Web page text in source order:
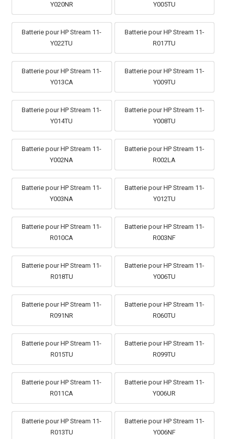
Y020NR
Y005TU
Batterie pour HP Stream 11-
Y022TU
Batterie pour HP Stream 11-
R017TU
Batterie pour HP Stream 11-
Y013CA
Batterie pour HP Stream 11-
Y009TU
Batterie pour HP Stream 11-
Y014TU
Batterie pour HP Stream 11-
Y008TU
Batterie pour HP Stream 11-
Y002NA
Batterie pour HP Stream 11-
R002LA
Batterie pour HP Stream 11-
Y003NA
Batterie pour HP Stream 11-
Y012TU
Batterie pour HP Stream 11-
R010CA
Batterie pour HP Stream 11-
R003NF
Batterie pour HP Stream 11-
R018TU
Batterie pour HP Stream 11-
Y006TU
Batterie pour HP Stream 11-
R091NR
Batterie pour HP Stream 11-
R060TU
Batterie pour HP Stream 11-
R015TU
Batterie pour HP Stream 11-
R099TU
Batterie pour HP Stream 11-
R011CA
Batterie pour HP Stream 11-
Y006UR
Batterie pour HP Stream 11-
R013TU
Batterie pour HP Stream 11-
Y006NF